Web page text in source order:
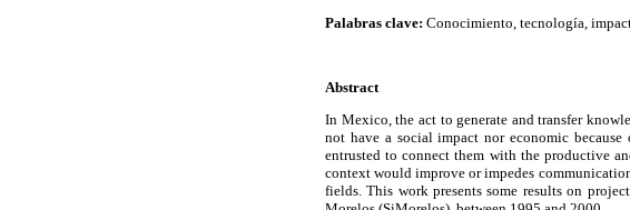
Palabras clave: Conocimiento, tecnología,
Abstract
In Mexico, the act to generate and transfer
not have a social impact nor economic
entrusted to connect them with the productive
context would improve or impedes
fields. This work presents some results on